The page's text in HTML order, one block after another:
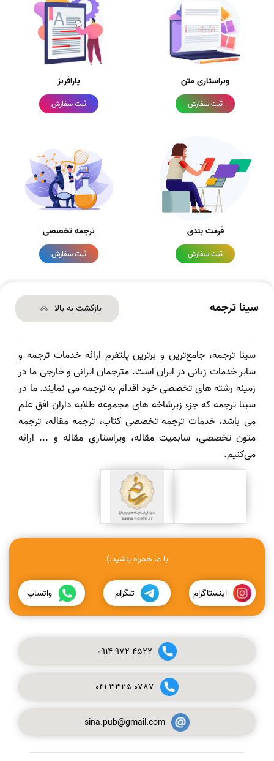
ویراستاری متن
ثبت سفارش
پارافریز
ثبت سفارش
فرمت بندی
ثبت سفارش
ترجمه تخصصی
ثبت سفارش
سینا ترجمه بازگشت به بالا
سینا ترجمه، جامع‌ترین و برترین پلتفرم ارائه خدمات ترجمه و
سایر خدمات زبانی در ایران است. مترجمان ایرانی و خارجی ما در
زمینه رشته های تخصصی خود اقدام به ترجمه می نمایند. ما در
سینا ترجمه که جزء زیرشاخه های مجموعه طلایه داران افق علم
می باشد، خدمات ترجمه تخصصی کتاب، ترجمه مقاله، ترجمه
متون تخصصی، سابمیت مقاله، ویراستاری مقاله و ... ارائه
می‌کنیم.
با ما همراه باشید:)
اینستاگرام تلگرام واتساپ
0914972 4522
041 3325 0787
sina.pub@gmail.com